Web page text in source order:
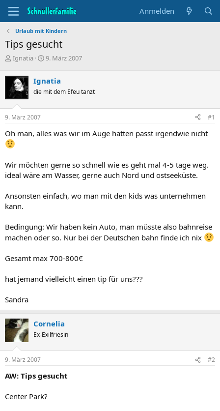
Anmelden
Urlaub mit Kindern
Tips gesucht
T
e
m
e
n
s
t
r
t
r
Ignatia
B
i
n
d
u
9. März 2007
Ignatia
die mit dem Efeu tanzt
9. März 2007 #1
Oh man, alles was wir im Auge hatten passt irgendwie nicht
Wir möchten gerne so schnell wie es geht mal 4-5 tage weg.
ideal wäre am Wasser, gerne auch Nord und ostseeküste.
Ansonsten einfach, wo man mit den kids was unternehmen
kann.
Bedingung: Wir haben kein Auto, man müsste also bahnreise
machen oder so. Nur bei der Deutschen bahn finde ich nix
Gesamt max 700-800€
hat jemand vielleicht einen tip für uns???
Sandra
Cornelia
Ex-Exilfriesin
9. März 2007 #2
AW: Tips gesucht
Center Park?